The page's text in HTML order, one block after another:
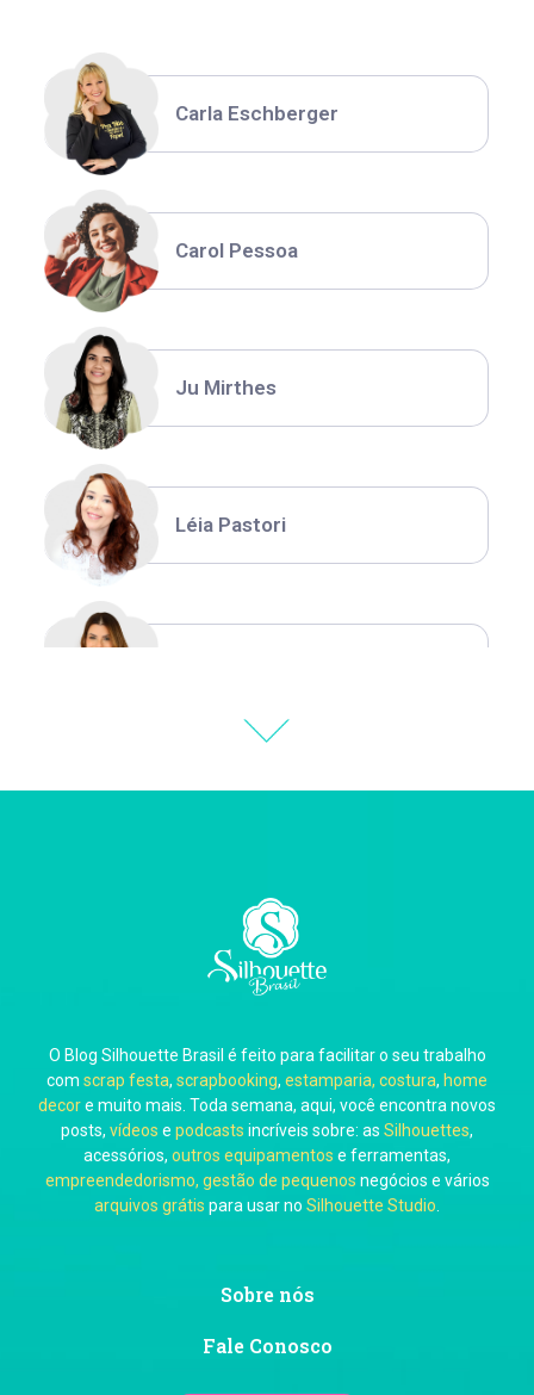
Carla Eschberger
Carol Pessoa
Ju Mirthes
Léia Pastori
Carla Eschberger
Carol Pessoa
Ju Mirthes
O Blog Silhouette Brasil é feito para facilitar o seu trabalho
com scrap festa, scrapbooking, estamparia, costura, home
decore muito mais. Toda semana, aqui, você encontra novos
posts, vídeos e podcasts incríveis sobre: as Silhouettes,
acessórios, outros equipamentos e ferramentas,
empreendedorismo, gestão de pequenos negócios e vários
arquivos grátis para usar no Silhouette Studio
Sobre nós
Fale Conosco